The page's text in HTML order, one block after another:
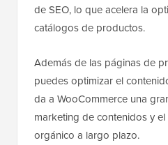
de SEO, lo que acelera la
catálogos de productos.
Además de las páginas de
puedes optimizar el
da a WooCommerce una
marketing de contenidos y
orgánico a largo plazo.